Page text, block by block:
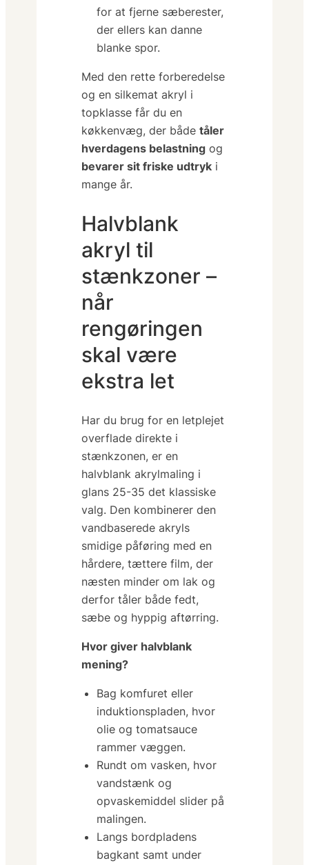
for at fjerne sæberester,
der ellers kan danne
blanke spor.
Med den rette forberedelse
og en silkemat akryl i
topklasse får du en
køkkenvæg, der bådetåler
hverdagens belastning og
bevarer sit friske udtryk i
mange år.
Halvblank
akryl til
stænkzoner –
når
rengøringen
skal være
ekstra let
Har du brug for en letplejet
overflade direkte i
stænkzonen, er en
halvblank akrylmaling i
glans 25-35 det klassiske
valg. Den kombinerer den
vandbaserede akryls
smidige påføring med en
hårdere, tættere film, der
næsten minder om lak og
derfor tåler både fedt,
sæbe og hyppig aftørring.
Hvor giver halvblank
mening?
Bag komfuret eller
induktionspladen, hvor
olie og tomatsauce
rammer væggen.
Rundt om vasken, hvor
vandstænk og
opvaskemiddel slider på
malingen.
Langs bordpladens
bagkant samt under